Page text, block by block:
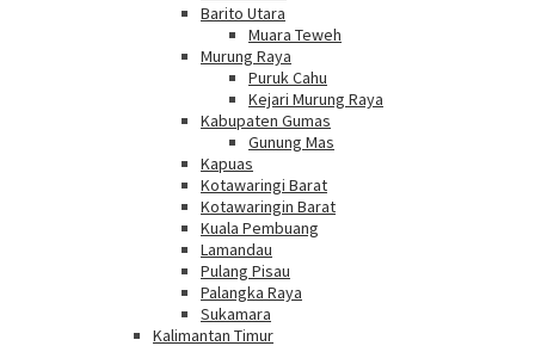
Barito Utara
Muara Teweh
Murung Raya
Puruk Cahu
Kejari Murung Raya
Kabupaten Gumas
Gunung Mas
Kapuas
Kotawaringi Barat
Kotawaringin Barat
Kuala Pembuang
Lamandau
Pulang Pisau
Palangka Raya
Sukamara
Kalimantan Timur